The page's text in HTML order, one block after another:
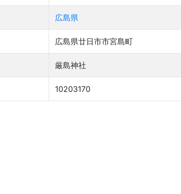
広島県
広島県廿日市市宮島町
厳島神社
10203170